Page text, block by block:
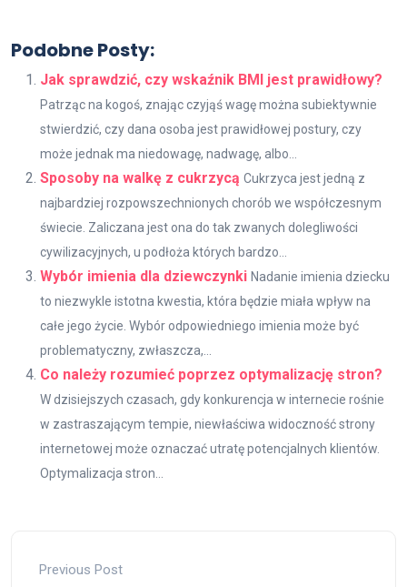
Podobne Posty:
Jak sprawdzić, czy wskaźnik BMI jest prawidłowy?
Patrząc na kogoś, znając czyjąś wagę można subiektywnie
stwierdzić, czy dana osoba jest prawidłowej postury, czy
może jednak ma niedowagę, nadwagę, albo...
Sposoby na walkę z cukrzycą Cukrzyca jest jedną z
najbardziej rozpowszechnionych chorób we współczesnym
świecie. Zaliczana jest ona do tak zwanych dolegliwości
cywilizacyjnych, u podłoża których bardzo...
Wybór imienia dla dziewczynki Nadanie imienia dziecku
to niezwykle istotna kwestia, która będzie miała wpływ na
całe jego życie. Wybór odpowiedniego imienia może być
problematyczny, zwłaszcza,...
Co należy rozumieć poprzez optymalizację stron?
W dzisiejszych czasach, gdy konkurencja w internecie rośnie
w zastraszającym tempie, niewłaściwa widoczność strony
internetowej może oznaczać utratę potencjalnych klientów.
Optymalizacja stron...
Previous Post